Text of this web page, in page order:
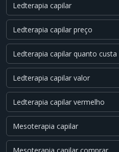
Ledterapia capilar
Ledterapia capilar preço
Ledterapia capilar quanto custa
Ledterapia capilar valor
Ledterapia capilar vermelho
Mesoterapia capilar